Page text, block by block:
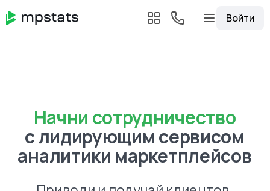
Войти
с лидирующим сервисом
аналитики маркетплейсов
Приводи и получай клиентов.
Создавай совместные проекты
с надежным партнером